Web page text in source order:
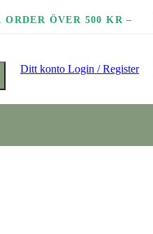
ÖVER 500 KR –
Ditt konto Login / Register